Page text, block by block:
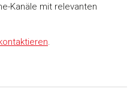
Kanäle mit relevanten